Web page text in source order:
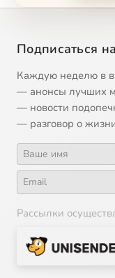
14 Хорошие
15 Любовь к
17 Иона и кит
18 Первый
Подписаться
Каждую неделю в
— анонсы лучших
— новости
— разговор о
Рассылки